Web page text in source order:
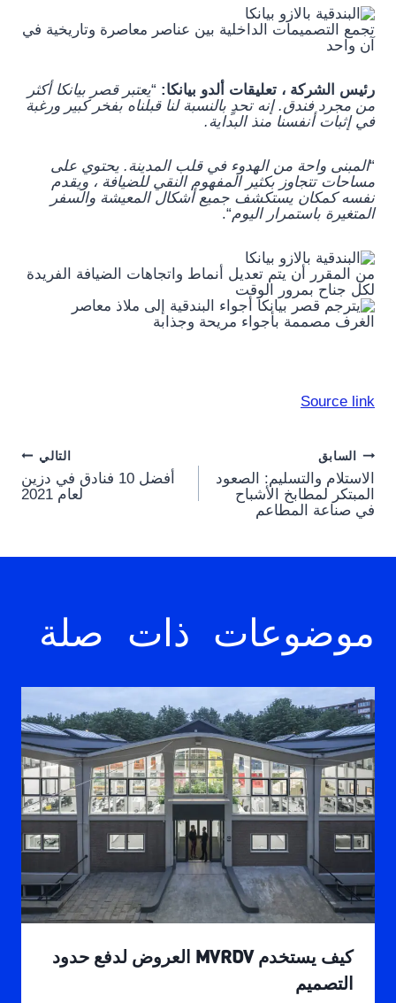
تجمع التصميمات الداخلية بين عناصر معاصرة وتاريخية في
آن واحد
رئيس الشركة ، تعليقات ألدو بيانكا: “يعتبر قصر بيانكا أكثر
من مجرد فندق. إنه تحدٍ بالنسبة لنا قبلناه بفخر كبير ورغبة
في إثبات أنفسنا منذ البداية.
“المبنى واحة من الهدوء في قلب المدينة. يحتوي على
مساحات تتجاوز بكثير المفهوم النقي للضيافة ، ويقدم
نفسه كمكان يستكشف جميع أشكال المعيشة والسفر
المتغيرة باستمرار اليوم“.
من المقرر أن يتم تعديل أنماط واتجاهات الضيافة الفريدة
لكل جناح بمرور الوقت
الغرف مصممة بأجواء مريحة وجذابة
Source link
Post
navigation
السابق
الاستلام والتسليم: الصعود
المبتكر لمطابخ الأشباح
في صناعة المطاعم
التالي
أفضل 10 فنادق في دزين
لعام 2021
موضوعات ذات صلة
كيف يستخدم MVRDV العروض لدفع حدود
التصميم